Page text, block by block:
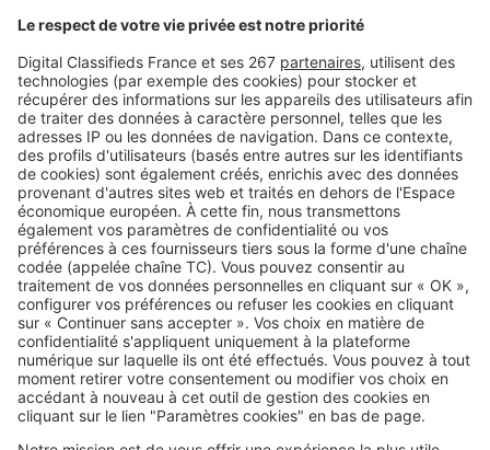
Humidité : ces détails pendant
une visite peuvent vous éviter de
gros travaux
Image
Acheter
Résidence secondaire : le mobil-
home est-il vraiment la bonne
affaire annoncée ?
SeLoger c'est aussi